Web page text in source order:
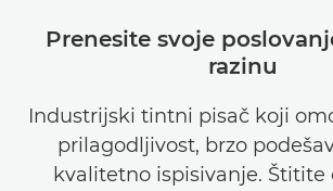
Prenesite svoje
razinu
Industrijski tintni pisač koji
prilagodljivost, brzo
kvalitetno ispisivanje. Štitite